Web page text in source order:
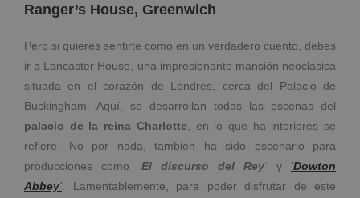
Ranger’s House, Greenwich
Pero si quieres sentirte como en un verdadero cuento, debes
ir a Lancaster House, una impresionante mansión neoclásica
situada en el corazón de Londres, cerca del Palacio de
Buckingham. Aquí, se desarrollan todas las escenas del
palacio de la reina Charlotte , en lo que ha interiores se
refiere. No por nada, también ha sido escenario para
producciones como ‘El discurso del Rey‘ y ‘Dowton
Abbey‘ . Lamentablemente, para poder disfrutar de este